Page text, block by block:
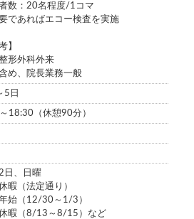
者数：20名程度/1コマ
要であればエコー検査を実施
】
形外科外来
め、院長業務一般
5日
18:30（休憩90分）
日、日曜
暇（法定通り）
始（12/30～1/3）
暇（8/13～8/15）など